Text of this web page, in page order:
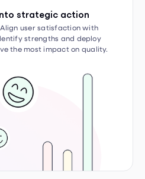
strengths and deploy
the most impact on quality.